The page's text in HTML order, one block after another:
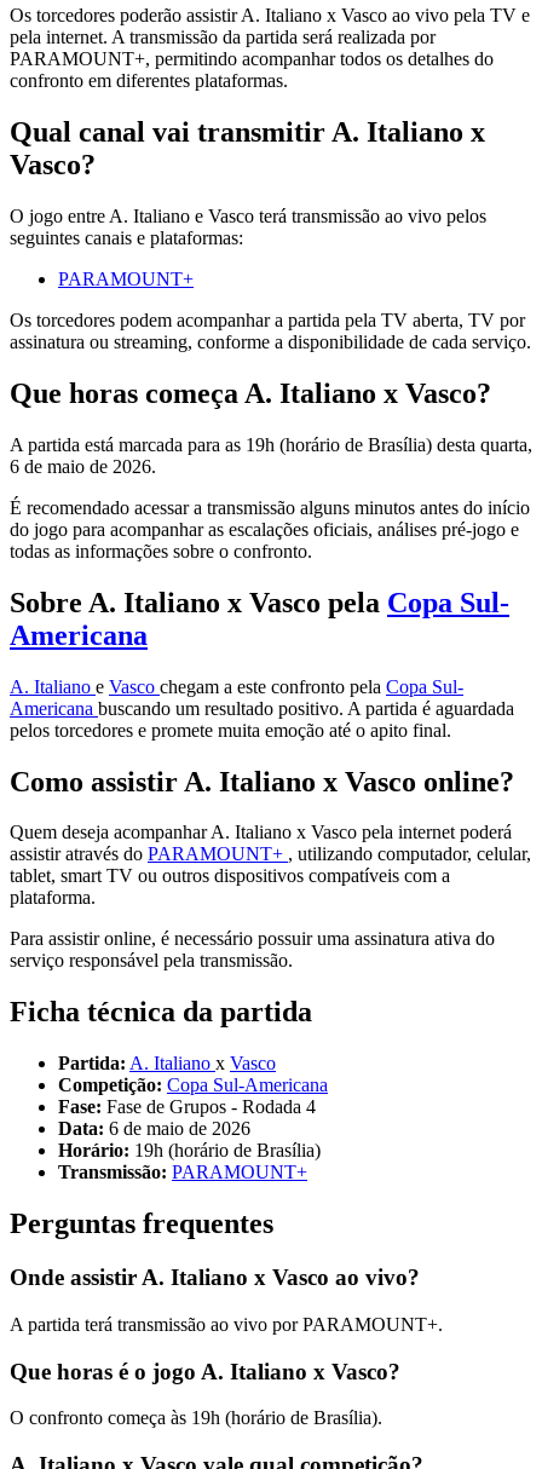
Os torcedores poderão assistir A. Italiano x Vasco ao vivo pela TV e
pela internet. A transmissão da partida será realizada por
PARAMOUNT+, permitindo acompanhar todos os detalhes do
confronto em diferentes plataformas.
Qual canal vai transmitir A. Italiano x
Vasco?
O jogo entre A. Italiano e Vasco terá transmissão ao vivo pelos
seguintes canais e plataformas:
PARAMOUNT+
Os torcedores podem acompanhar a partida pela TV aberta, TV por
assinatura ou streaming, conforme a disponibilidade de cada serviço.
Que horas começa A. Italiano x Vasco?
A partida está marcada para as 19h (horário de Brasília) desta quarta,
6 de maio de 2026.
É recomendado acessar a transmissão alguns minutos antes do início
do jogo para acompanhar as escalações oficiais, análises pré-jogo e
todas as informações sobre o confronto.
Sobre A. Italiano x Vasco pela Copa Sul-
Americana
A. Italiano e Vasco chegam a este confronto pela Copa Sul-
Americana buscando um resultado positivo. A partida é aguardada
pelos torcedores e promete muita emoção até o apito final.
Como assistir A. Italiano x Vasco online?
Quem deseja acompanhar A. Italiano x Vasco pela internet poderá
assistir através do PARAMOUNT+ , utilizando computador, celular,
tablet, smart TV ou outros dispositivos compatíveis com a
plataforma.
Para assistir online, é necessário possuir uma assinatura ativa do
serviço responsável pela transmissão.
Ficha técnica da partida
Partida: A. Italiano x Vasco
Competição: Copa Sul-Americana
Fase: Fase de Grupos - Rodada 4
Data: 6 de maio de 2026
Horário: 19h (horário de Brasília)
Transmissão: PARAMOUNT+
Perguntas frequentes
Onde assistir A. Italiano x Vasco ao vivo?
A partida terá transmissão ao vivo por PARAMOUNT+.
Que horas é o jogo A. Italiano x Vasco?
O confronto começa às 19h (horário de Brasília).